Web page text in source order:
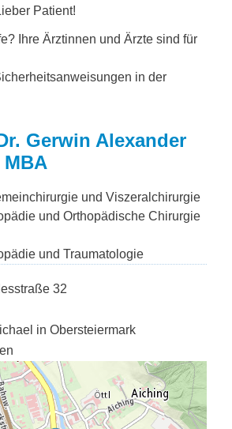
Patient!
Ihre Ärztinnen und Ärzte sind für
in der
Gerwin Alexander
und Viszeralchirurgie
und Orthopädische Chirurgie
und Traumatologie
32
in Obersteiermark